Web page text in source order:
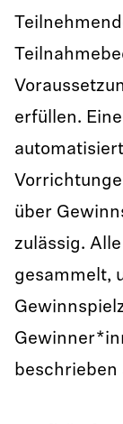
erfüllen.
über
zulässig.
gesammelt,
beschrieben